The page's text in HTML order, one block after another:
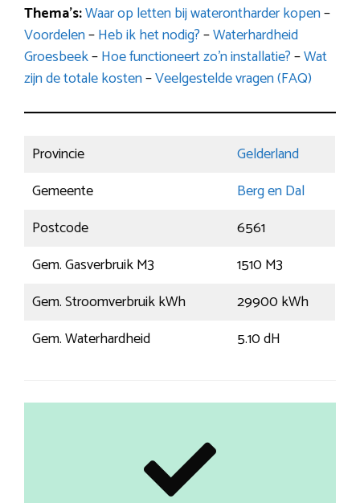
Thema’s:Waar op letten bij waterontharder kopen–
Voordelen–Heb ik het nodig?–Waterhardheid
Groesbeek–Hoe functioneert zo’n installatie?–Wat
zijn de totale kosten–Veelgestelde vragen (FAQ)
Provincie
Gelderland
Gemeente
Berg en Dal
Postcode
6561
Gem. Gasverbruik M3
1510 M3
Gem. Stroomverbruik kWh
29900 kWh
Gem. Waterhardheid
5.10 dH